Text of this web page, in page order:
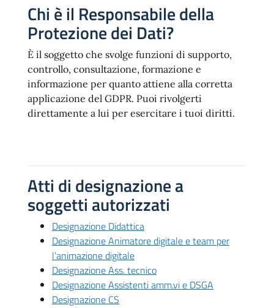
Chi è il Responsabile della
Protezione dei Dati?
È il soggetto che svolge funzioni di supporto,
controllo, consultazione, formazione e
informazione per quanto attiene alla corretta
applicazione del GDPR. Puoi rivolgerti
direttamente a lui per esercitare i tuoi diritti.
Atti di designazione a
soggetti autorizzati
Designazione Didattica
Designazione Animatore digitale e team per
l’animazione digitale
Designazione Ass. tecnico
Designazione Assistenti amm.vi e DSGA
Designazione CS